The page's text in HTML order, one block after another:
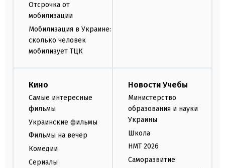
Отсрочка от
мобилизации
Мобилизация в Украине:
сколько человек
мобилизует ТЦК
Кино
Самые интересные
фильмы
Украинские фильмы
Фильмы на вечер
Комедии
Сериалы
Новости Учебы
Министерство
образования и науки
Украины
Школа
НМТ 2026
Саморазвитие